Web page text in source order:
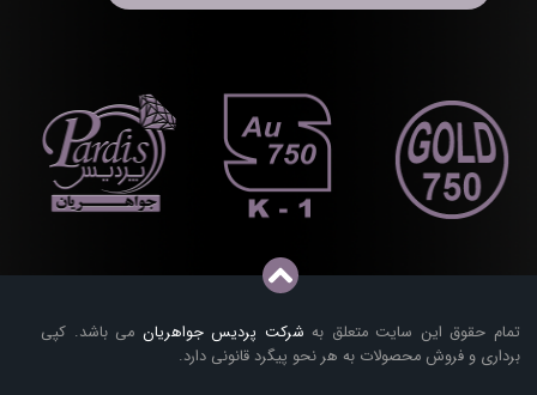
تمام حقوق این سایت متعلق به شرکت پردیس جواهریان می باشد. کپی
برداری و فروش محصولات به هر نحو پیگرد قانونی دارد.